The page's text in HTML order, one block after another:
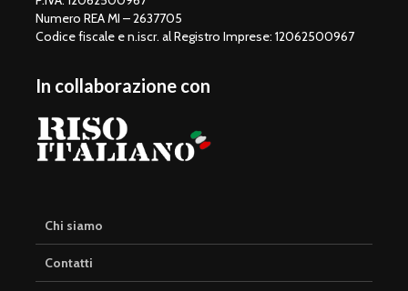
Numero REA MI – 2637705
Codice fiscale e n.iscr. al Registro Imprese: 12062500967
In collaborazione con
Chi siamo
Contatti